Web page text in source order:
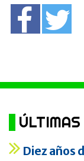
Diez años